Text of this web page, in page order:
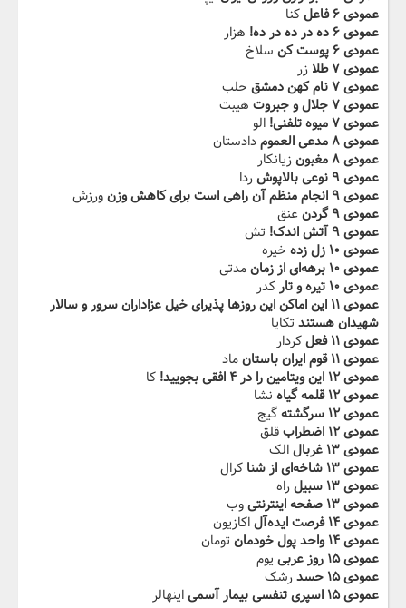
عمودی ۶ فاعل
کنا
عمودی ۶ ده در ده در ده!
هزار
عمودی ۶ پوست کن
سلاخ
عمودی ۷ طلا
زر
عمودی ۷ نام کهن دمشق
حلب
عمودی ۷ جلال و جبروت
هیبت
عمودی ۷ ‬‫میوه تلفنی!
الو
عمودی ۸ مدعی العموم
دادستان
عمودی ۸ مغبون
زیانکار
عمودی ۹ نوعی بالاپوش
ردا
عمودی ۹ انجام منظم آن راهی است برای کاهش وزن
ورزش
عمودی ۹ گردن
عنق
عمودی ۹ آتش‬‫ اندک!
تش
عمودی ۱۰ زل زده
خیره
عمودی ۱۰ برهه‌ای از زمان
مدتی
عمودی ۱۰ تیره و تار
کدر
عمودی ۱۱ این اماکن این روزها پذیرای خیل عزاداران سرور و سالار
شهیدان‬‫ هستند
تکایا
عمودی ۱۱ فعل
کردار
عمودی ۱۱ قوم ایران باستان
ماد
عمودی ۱۲ این ویتامین را در ۴ افقی بجویید!
کا
عمودی ۱۲ قلمه گیاه
نشا
عمودی ۱۲ سرگشته
گیج
عمودی ۱۲ اضطراب
قلق
عمودی ۱۳ غربال
الک
عمودی ۱۳ ‬‫شاخه‌ای از شنا
کرال
عمودی ۱۳ سبیل
راه
عمودی ۱۳ صفحه اینترنتی
وب
عمودی ۱۴ فرصت ایده‌آل
اکازیون
عمودی ۱۴ واحد پول خودمان
تومان
عمودی ۱۵ روز عربی
یوم
عمودی ۱۵ حسد
رشک
عمودی ۱۵ اسپری تنفسی‬‫ بیمار آسمی‬
اینهالر